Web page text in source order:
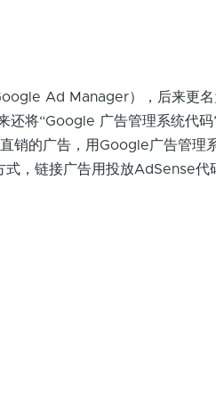
Ad Manager），后来更
将“Google 广告管理系统代码
销的广告，用Google广告管理
，链接广告用投放AdSense代